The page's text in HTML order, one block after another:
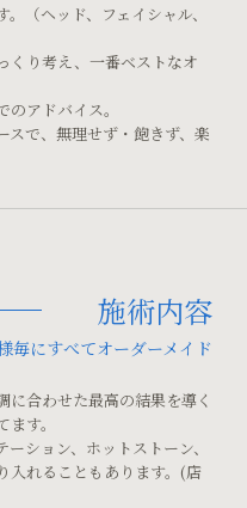
（ヘッド、フェイシャル、
くり考え、一番ベストなオ
アドバイス。
スで、無理せず・飽きず、楽
施術内容
毎にすべてオーダーメイド
に合わせた最高の結果を導く
す。
ション、ホットストーン、
入れることもあります。(店